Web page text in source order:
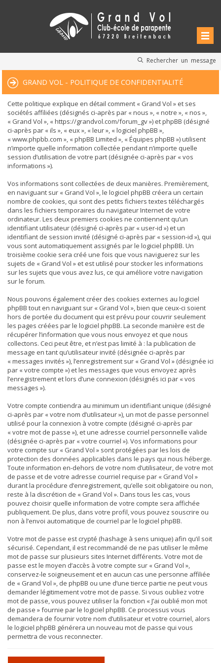
Rechercher un message
GRAND VOL - POLITIQUE DE CONFIDENTIALITÉ
Cette politique explique en détail comment « Grand Vol » et ses
sociétés affiliées (désignés ci-après par « nous », « notre », « nos »,
« Grand Vol », « https://grandvol.com/forum_gv ») et phpBB (désigné
ci-après par « ils », « eux », « leur », « logiciel phpBB »,
« www.phpbb.com », « phpBB Limited », « Équipes phpBB ») utilisent
n’importe quelle information collectée pendant n’importe quelle
session d’utilisation de votre part (désignée ci-après par « vos
informations »).
Vos informations sont collectées de deux manières. Premièrement,
en naviguant sur « Grand Vol », le logiciel phpBB créera un certain
nombre de cookies, qui sont des petits fichiers textes téléchargés
dans les fichiers temporaires du navigateur Internet de votre
ordinateur. Les deux premiers cookies ne contiennent qu’un
identifiant utilisateur (désigné ci-après par « user-id ») et un
identifiant de session invité (désigné ci-après par « session-id »), qui
vous sont automatiquement assignés par le logiciel phpBB. Un
troisième cookie sera créé une fois que vous naviguerez sur les
sujets de « Grand Vol » et est utilisé pour stocker les informations
sur les sujets que vous avez lus, ce qui améliore votre navigation
sur le forum.
Nous pouvons également créer des cookies externes au logiciel
phpBB tout en naviguant sur « Grand Vol », bien que ceux-ci soient
hors de portée du document qui est prévu pour couvrir seulement
les pages créées par le logiciel phpBB. La seconde manière est de
récupérer l’information que vous nous envoyez et que nous
collectons. Ceci peut être, et n’est pas limité à : la publication de
message en tant qu’utilisateur invité (désignée ci-après par
« messages invités »), l’enregistrement sur « Grand Vol » (désignée ici
par « votre compte ») et les messages que vous envoyez après
l’enregistrement et lors d’une connexion (désignés ici par « vos
messages »).
Votre compte contiendra au minimum un identifiant unique (désigné
ci-après par « votre nom d’utilisateur »), un mot de passe personnel
utilisé pour la connexion à votre compte (désigné ci-après par
« votre mot de passe »), et une adresse courriel personnelle valide
(désignée ci-après par « votre courriel »). Vos informations pour
votre compte sur « Grand Vol » sont protégées par les lois de
protection des données applicables dans le pays qui nous héberge.
Toute information en-dehors de votre nom d’utilisateur, de votre mot
de passe et de votre adresse courriel requise par « Grand Vol »
durant la procédure d’enregistrement, qu’elle soit obligatoire ou non,
reste à la discrétion de « Grand Vol ». Dans tous les cas, vous
pouvez choisir quelle information de votre compte sera affichée
publiquement. De plus, dans votre profil, vous pouvez souscrire ou
non à l’envoi automatique de courriel par le logiciel phpBB.
Votre mot de passe est crypté (hashage à sens unique) afin qu’il soit
sécurisé. Cependant, il est recommandé de ne pas utiliser le même
mot de passe sur plusieurs sites Internet différents. Votre mot de
passe est le moyen d’accès à votre compte sur « Grand Vol »,
conservez-le soigneusement et en aucun cas une personne affiliée
de « Grand Vol », de phpBB ou une d’une tierce partie ne peut vous
demander légitimement votre mot de passe. Si vous oubliez votre
mot de passe, vous pouvez utiliser la fonction « J’ai oublié mon mot
de passe » fournie par le logiciel phpBB. Ce processus vous
demandera de fournir votre nom d’utilisateur et votre courriel, alors
le logiciel phpBB générera un nouveau mot de passe qui vous
permettra de vous reconnecter.